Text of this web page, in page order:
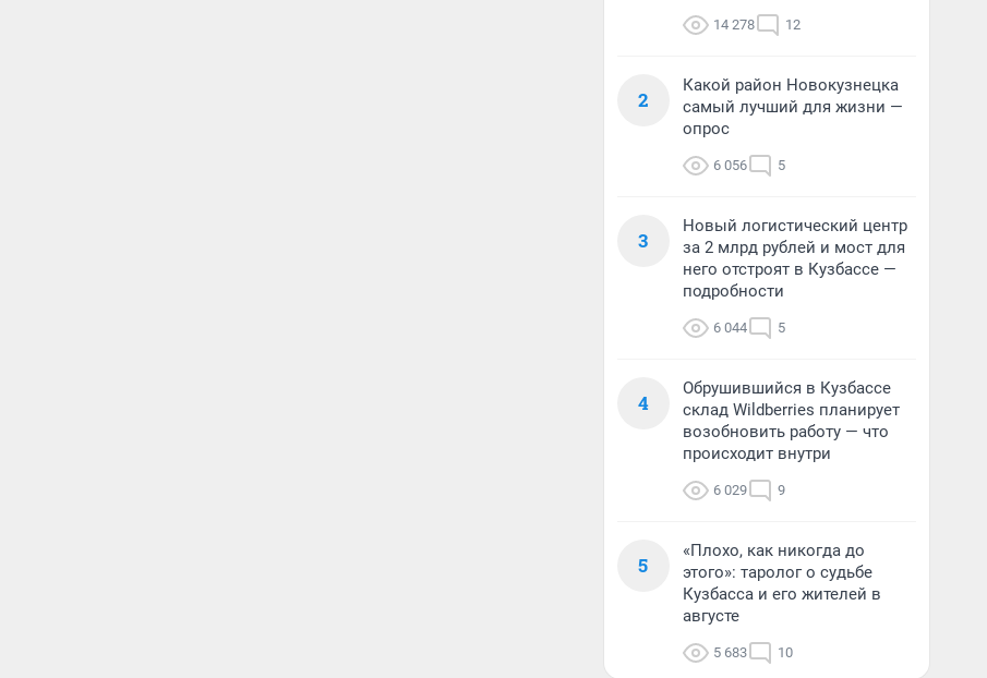
14 278 12
2
Какой район Новокузнецка
самый лучший для жизни —
опрос
6 056 5
3
Новый логистический центр
за 2 млрд рублей и мост для
него отстроят в Кузбассе —
подробности
6 044 5
4
Обрушившийся в Кузбассе
склад Wildberries планирует
возобновить работу — что
происходит внутри
6 029 9
5
«Плохо, как никогда до
этого»: таролог о судьбе
Кузбасса и его жителей в
августе
5 683 10